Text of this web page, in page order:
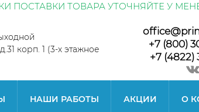
ПОСТАВКИ ТОВАРА УТОЧНЯЙТЕ У
корп. 1 (3-х этажное
+7 (800)
+7 (4822)
НАШИ РАБОТЫ АКЦИИ О